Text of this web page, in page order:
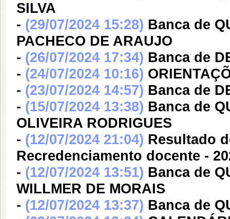
SILVA
- (29/07/2024 15:28) Banca de
PACHECO DE ARAUJO
- (26/07/2024 17:34) Banca de
- (24/07/2024 10:16)
- (23/07/2024 14:57) Banca de
- (15/07/2024 13:38) Banca de
OLIVEIRA RODRIGUES
- (12/07/2024 21:04) Resultado
Recredenciamento docente -
- (12/07/2024 13:51) Banca de
WILLMER DE MORAIS
- (12/07/2024 13:37) Banca de